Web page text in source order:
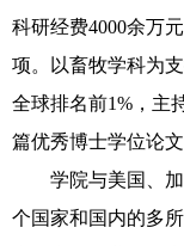
科研经费4000余万
项。以畜牧学科为
全球排名前1%，主
篇优秀博士学位论文
学院与美国、
个国家和国内的多